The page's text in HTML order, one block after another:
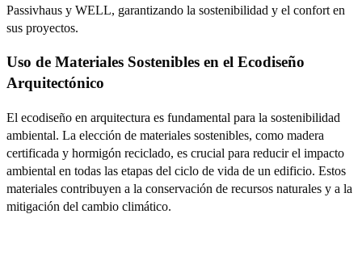
Passivhaus y WELL, garantizando la sostenibilidad y el confort en
sus proyectos.
Uso de Materiales Sostenibles en el Ecodiseño
Arquitectónico
El ecodiseño en arquitectura es fundamental para la sostenibilidad
ambiental. La elección de materiales sostenibles, como madera
certificada y hormigón reciclado, es crucial para reducir el impacto
ambiental en todas las etapas del ciclo de vida de un edificio. Estos
materiales contribuyen a la conservación de recursos naturales y a la
mitigación del cambio climático.